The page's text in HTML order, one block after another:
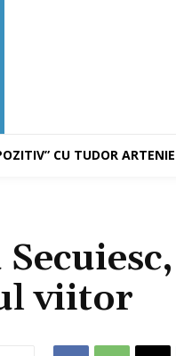
CU TUDOR ARTENIE
viitor